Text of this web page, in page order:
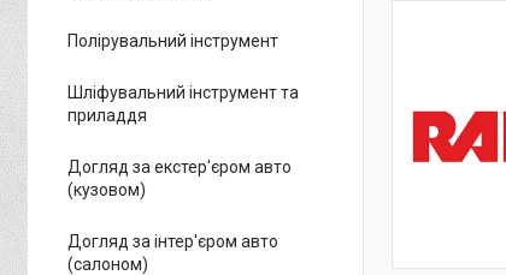
Полірувальний інструмент
Шліфувальний інструмент та
приладдя
Догляд за екстер'єром авто
(кузовом)
Догляд за інтер'єром авто
(салоном)